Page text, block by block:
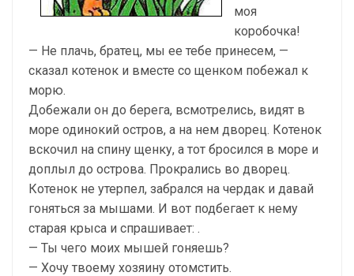
моя
коробочка!
— Не плачь, братец, мы ее тебе принесем, —
сказал котенок и вместе со щенком побежал к
морю.
Добежали он до берега, всмотрелись, видят в
море одинокий остров, а на нем дворец. Котенок
вскочил на спину щенку, а тот бросился в море и
доплыл до острова. Прокрались во дворец.
Котенок не утерпел, забрался на чердак и давай
гоняться за мышами. И вот подбегает к нему
старая крыса и спрашивает: .
— Ты чего моих мышей гоняешь?
— Хочу твоему хозяину отомстить.